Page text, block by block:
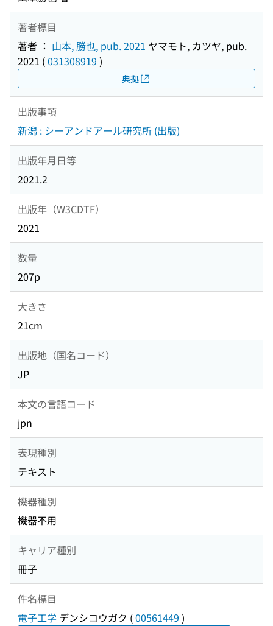
著者標目
著者 ： 山本, 勝也, pub. 2021 ヤマモト, カツヤ, pub.
2021 (031308919 )
典拠
出版事項
新潟 : シーアンドアール研究所 (出版)
出版年月日等
2021.2
出版年（W3CDTF）
2021
数量
207p
大きさ
21cm
出版地（国名コード）
JP
本文の言語コード
jpn
表現種別
テキスト
機器種別
機器不用
キャリア種別
冊子
件名標目
電子工学 デンシコウガク (00561449 )